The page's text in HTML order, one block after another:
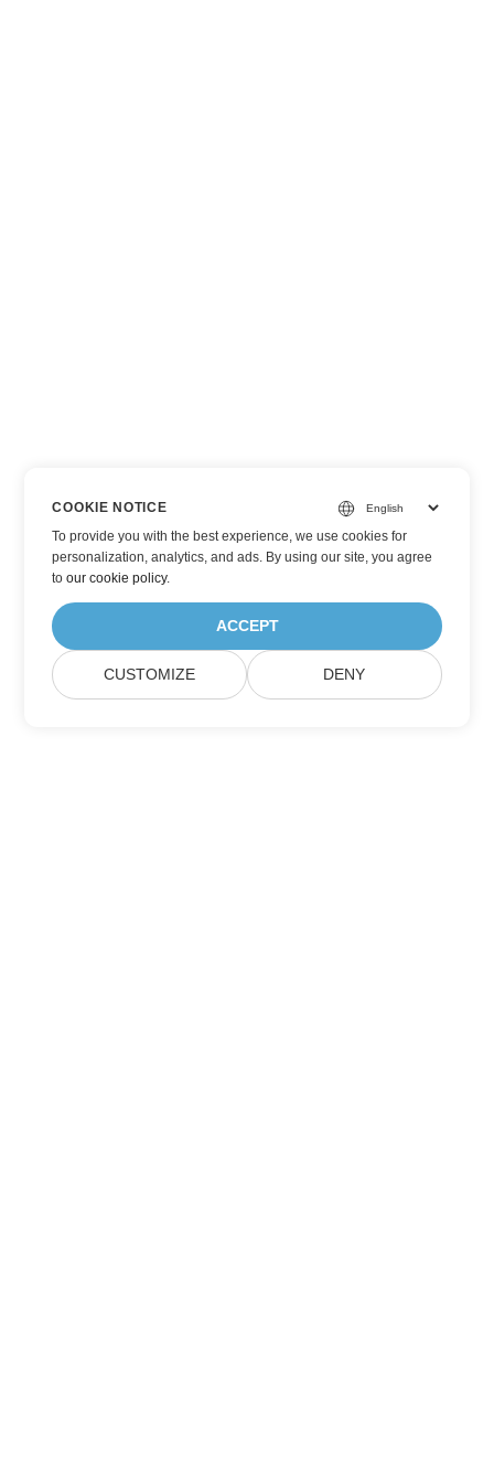
COOKIE NOTICE
To provide you with the best experience, we use cookies for
personalization, analytics, and ads. By using our site, you agree
toour cookie policy.
ACCEPT
CUSTOMIZE DENY